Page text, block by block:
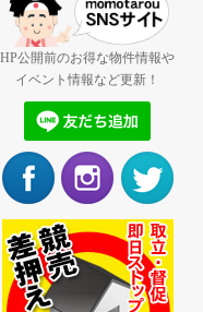
HP公開前のお得な物件情報や
イベント情報など更新！